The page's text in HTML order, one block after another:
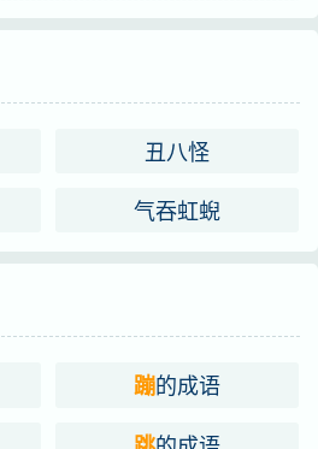
丑八怪
气吞虹蜺
蹦的成语